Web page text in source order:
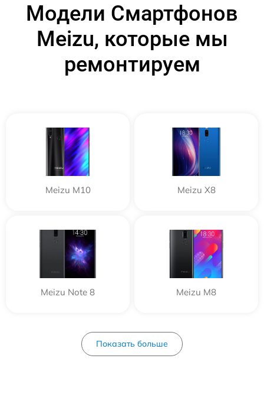
Модели Смартфонов
Meizu, которые мы
ремонтируем
Meizu M10 Meizu X8
Meizu Note 8 Meizu M8
Показать больше